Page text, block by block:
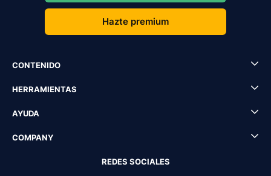
Hazte premium
CONTENIDO
HERRAMIENTAS
AYUDA
COMPANY
REDES SOCIALES